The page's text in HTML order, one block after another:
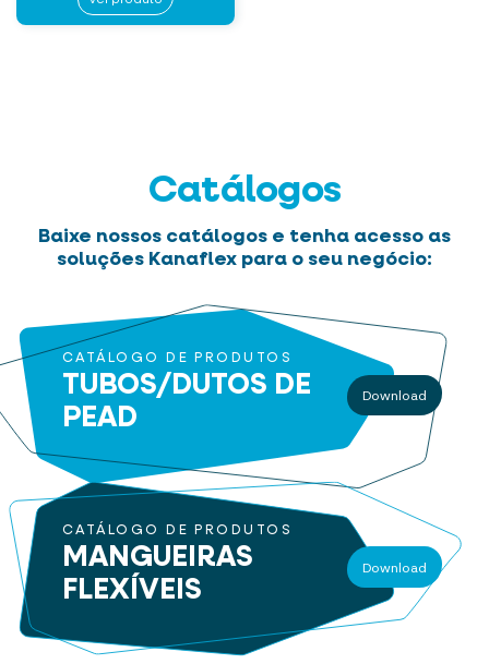
Catálogos
Baixe nossos catálogos e tenha acesso as
soluções Kanaflex para o seu negócio:
CATÁLOGO DE PRODUTOS
TUBOS/DUTOS DE
PEAD
Download
CATÁLOGO DE PRODUTOS
MANGUEIRAS
FLEXÍVEIS
Download